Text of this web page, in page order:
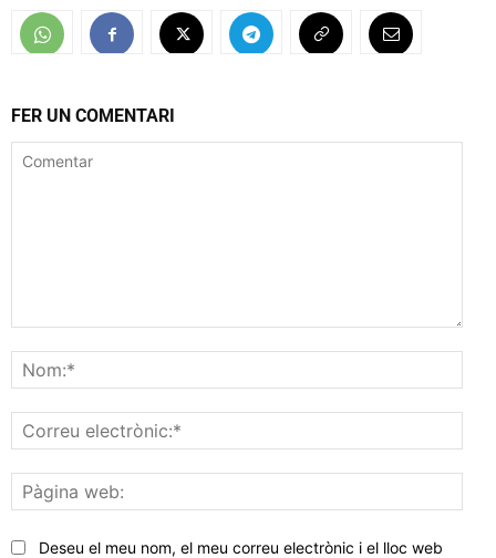
FER UN COMENTARI
web:
Deseu el meu nom, el meu correu electrònic i el lloc web